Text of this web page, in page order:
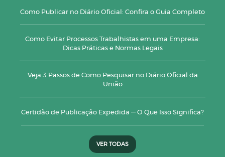
Como Publicar no Diário Oficial: Confira o Guia Completo
Como Evitar Processos Trabalhistas em uma Empresa:
Dicas Práticas e Normas Legais
Veja 3 Passos de Como Pesquisar no Diário Oficial da
União
Certidão de Publicação Expedida — O Que Isso Significa?
VER TODAS